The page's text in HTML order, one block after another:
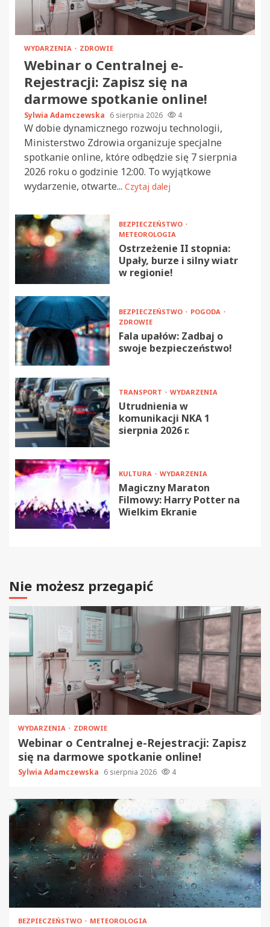
WYDARZENIA ZDROWIE
Webinar o Centralnej e-
Rejestracji: Zapisz się na
darmowe spotkanie online!
Sylwia Adamczewska 6 sierpnia 2026 4
W dobie dynamicznego rozwoju technologii,
Ministerstwo Zdrowia organizuje specjalne
spotkanie online, które odbędzie się 7 sierpnia
2026 roku o godzinie 12:00. To wyjątkowe
wydarzenie, otwarte... Czytaj dalej
BEZPIECZEŃSTWO
METEOROLOGIA
Ostrzeżenie II stopnia:
Upały, burze i silny wiatr
w regionie!
BEZPIECZEŃSTWO
POGODA
ZDROWIE
Fala upałów: Zadbaj o
swoje bezpieczeństwo!
TRANSPORT WYDARZENIA
Utrudnienia w
komunikacji NKA 1
sierpnia 2026 r.
KULTURA WYDARZENIA
Magiczny Maraton
Filmowy: Harry Potter na
Wielkim Ekranie
Nie możesz przegapić
WYDARZENIA ZDROWIE
Webinar o Centralnej e-Rejestracji: Zapisz
się na darmowe spotkanie online!
Sylwia Adamczewska 6 sierpnia 2026 4
BEZPIECZEŃSTWO METEOROLOGIA